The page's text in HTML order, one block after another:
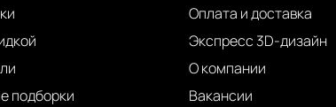
подборки
Оплата и доставка
Экспресс 3D-дизайн
О компании
Вакансии